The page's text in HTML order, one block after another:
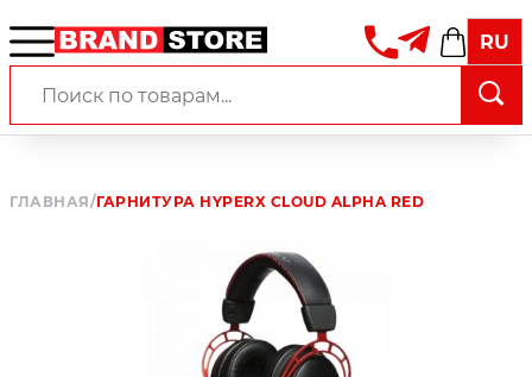
RU
ГЛАВНАЯ/ГАРНИТУРА HYPERX CLOUD ALPHA RED